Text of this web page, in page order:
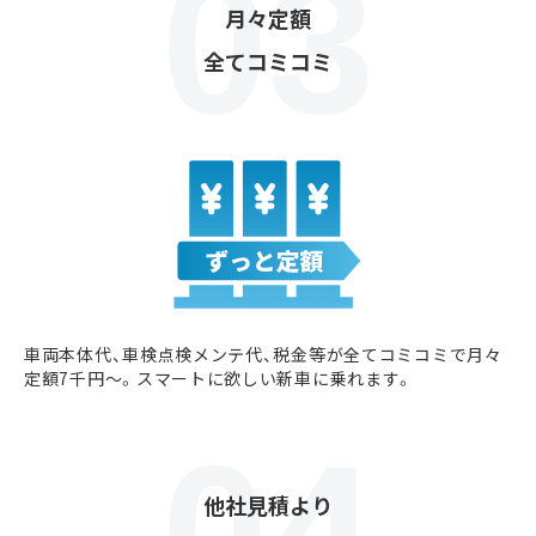
月々定額
全てコミコミ
車両本体代、車検点検メンテ代、税金等が全てコミコミで月々
定額7千円〜。スマートに欲しい新車に乗れます。
他社見積より